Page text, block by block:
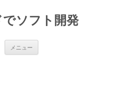
ソフト開発
メニュー